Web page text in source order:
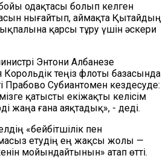
одақтасы болып келген
нығайтып, аймақта Қытайдың
қарсы тұру үшін әскери
Энтони Албанезе
Корольдік теңіз флоты базасында
Прабово Субиантомен кездесуде:
қатысты екіжақты келісім
жаңа ғана аяқтадық», - деді.
«бейбітшілік пен
етудің ең жақсы жолы —
мойындайтынын» атап өтті.